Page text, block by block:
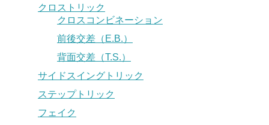
クロストリック
クロスコンビネーション
前後交差（E.B.）
背面交差（T.S.）
サイドスイングトリック
ステップトリック
フェイク